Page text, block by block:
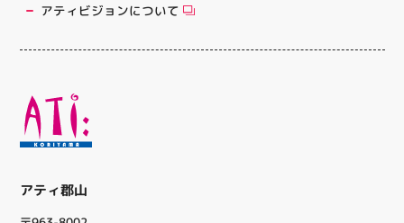
アティ郡山
アティビジョンについて